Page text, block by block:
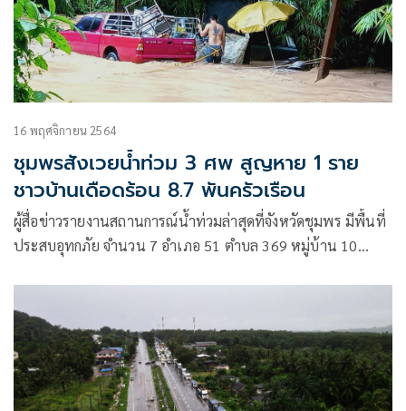
16 พฤศจิกายน 2564
ชุมพรสังเวยน้ำท่วม 3 ศพ สูญหาย 1 ราย
ชาวบ้านเดือดร้อน 8.7 พันครัวเรือน
ผู้สื่อข่าวรายงานสถานการณ์น้ำท่วมล่าสุดที่จังหวัดชุมพร มีพื้นที่
ประสบอุทกภัย จำนวน 7 อำเภอ 51 ตำบล 369 หมู่บ้าน 10